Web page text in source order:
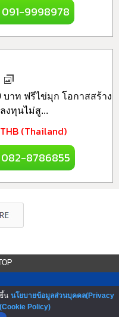
091-9998978
าท ฟรีไข่มุก โอกาสสร้าง
งทุนไม่สู...
(Thailand)
082-8786855
น นโยบายข้อมูลส่วนบุคคล(Privacy
Policy)